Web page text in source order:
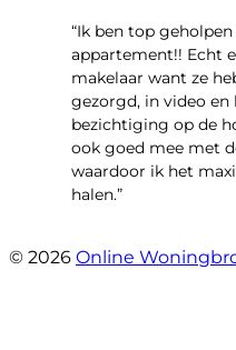
“Ik ben top
appartement!! Echt
makelaar want ze
gezorgd, in video en
bezichtiging op de
ook goed mee met
waardoor ik het
halen.”
© 2026 Online